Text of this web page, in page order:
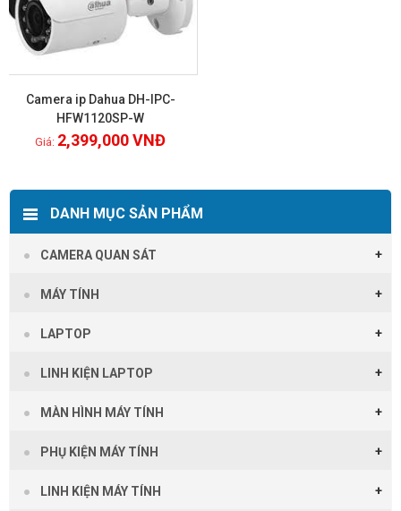
Xem chi tiết
Camera ip Dahua DH-IPC-
HFW1120SP-W
2,399,000VNĐ
DANH MỤC SẢN PHẨM
CAMERA QUAN SÁT
MÁY TÍNH
LAPTOP
LINH KIỆN LAPTOP
MÀN HÌNH MÁY TÍNH
PHỤ KIỆN MÁY TÍNH
LINH KIỆN MÁY TÍNH